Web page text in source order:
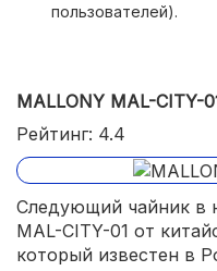
пользователей).
MALLONY MAL-CITY-
Рейтинг: 4.4
Следующий чайник в
MAL-CITY-01 от
который известен в